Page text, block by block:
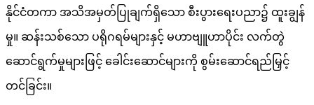
နိုင်ငံတကာ အသိအမှတ်ပြုချက်ရှိသော စီးပွားရေးပညာ၌ ထူးချွန်
မှု။ ဆန်းသစ်သော ပရိုဂရမ်များနှင့် မဟာဗျူဟာပိုင်း လက်တွဲ
ဆောင်ရွက်မှုများဖြင့် ခေါင်းဆောင်များကို စွမ်းဆောင်ရည်မြှင့်
တင်ခြင်း။